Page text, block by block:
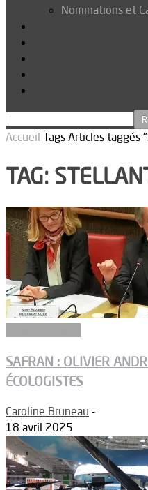
Nominations et
Accueil Tags Articles taggés
TAG:
SAFRAN : OLIVIER
ÉCOLOGISTES
Caroline Bruneau -
18 avril 2025